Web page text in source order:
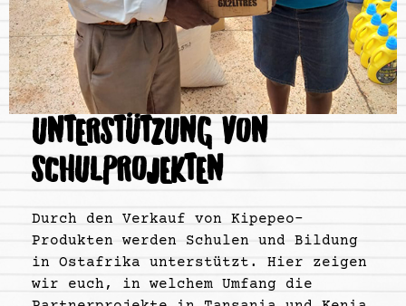
UNTERSTÜTZUNG VON
SCHULPROJEKTEN
Durch den Verkauf von Kipepeo-
Produkten werden Schulen und Bildung
in Ostafrika unterstützt. Hier zeigen
wir euch, in welchem Umfang die